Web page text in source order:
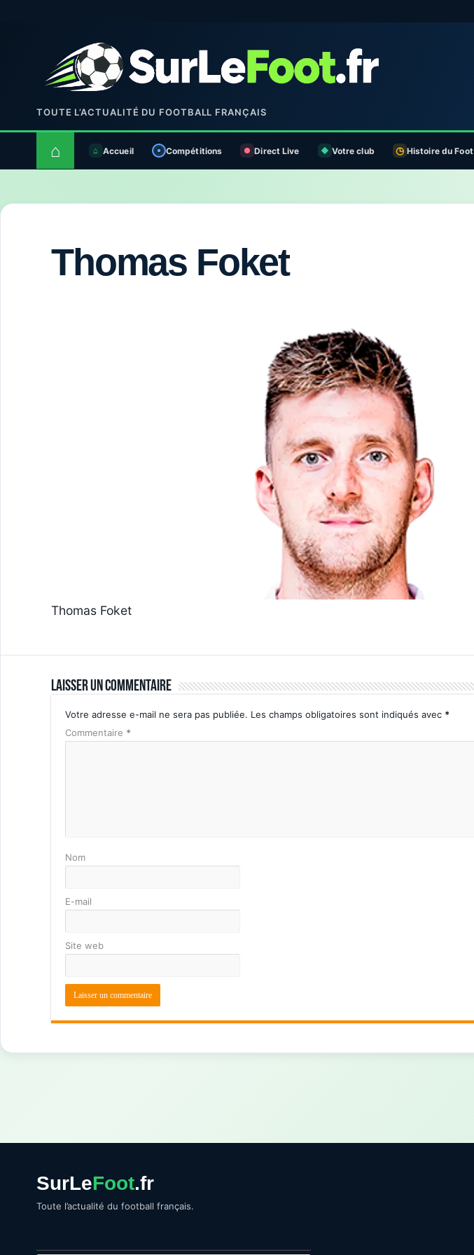
TOUTE L’ACTUALITÉ DU FOOTBALL FRANÇAIS
⌂ Accueil Compétitions Direct Live Votre club Histoire du Foot
Thomas Foket
Thomas Foket
Laisser un commentaire
Votre adresse e-mail ne sera pas publiée. Les champs obligatoires sont indiqués avec *
Commentaire *
Nom
E-mail
Site web
SurLeFoot.fr
Toute l’actualité du football français.